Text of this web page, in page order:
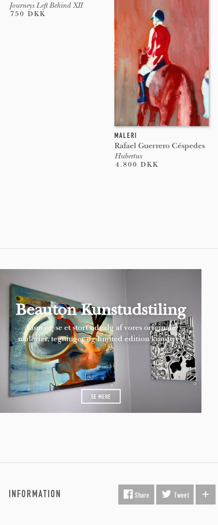
Journeys Left Behind XII
750 DKK
MALERI
Rafael Guerrero Céspedes
Hubertus
4.800 DKK
Beauton Kunstudstiling
Kom og se et stort udvalg af vores originale
malerier, tegninger og limited edition kunsttryk
SE MERE
INFORMATION